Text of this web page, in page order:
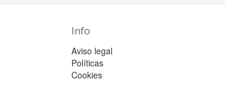
Info
Aviso legal
Políticas
Cookies